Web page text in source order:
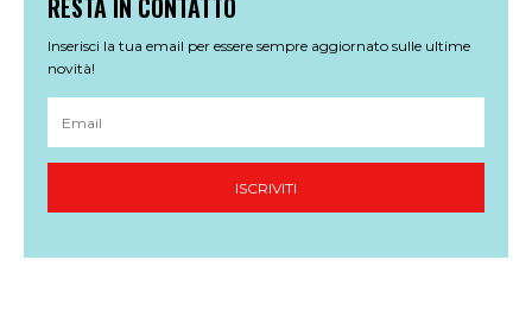
RESTA IN CONTATTO
Inserisci la tua email per essere sempre aggiornato sulle ultime
novità!
ISCRIVITI